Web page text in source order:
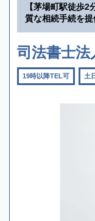
【茅場町駅徒歩
質な相続手続を
司法書士
19時以降TEL可 土